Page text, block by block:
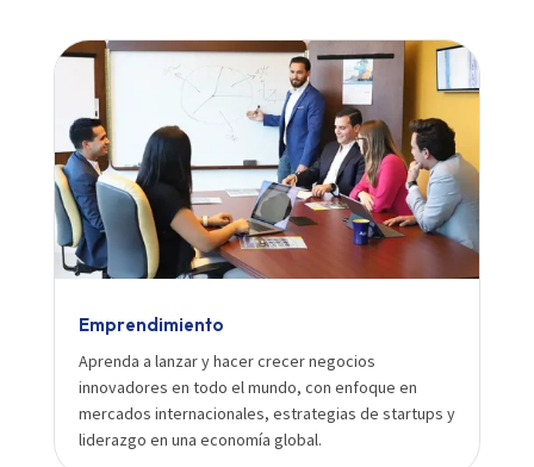
Emprendimiento
Aprenda a lanzar y hacer crecer negocios
innovadores en todo el mundo, con enfoque en
mercados internacionales, estrategias de startups y
liderazgo en una economía global.